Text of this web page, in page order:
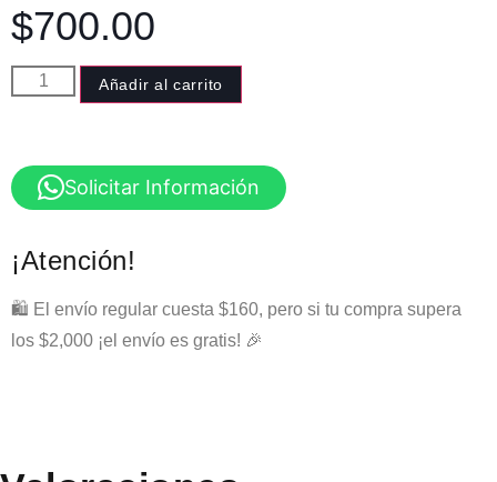
$700.00
Añadir al carrito
Solicitar Información
¡Atención!
🛍️ El envío regular cuesta $160, pero si tu compra supera
los $2,000 ¡el envío es gratis! 🎉